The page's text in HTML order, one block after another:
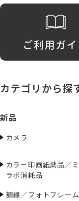
ご利用ガイ
カテゴリから探
新品
カメラ
カラー印画紙薬品／
ラボ消耗品
額縁／フォトフレーム